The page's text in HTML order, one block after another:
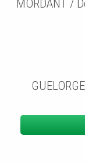
MORDANT /